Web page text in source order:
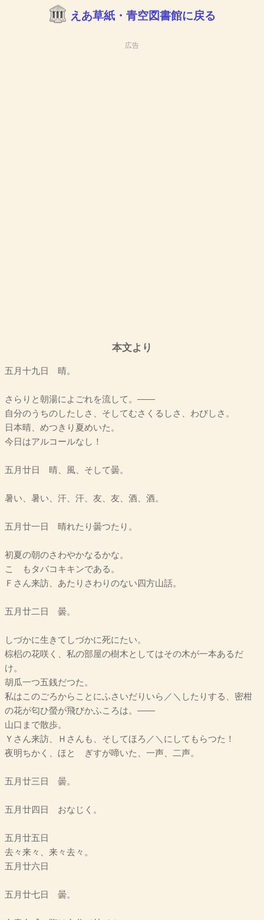
えあ草紙・青空図書館に戻る
広告
本文より
五月十九日 晴。
さらりと朝湯によごれを流して。――
自分のうちのしたしさ、そしてむさくるしさ、わびしさ。
日本晴、めつきり夏めいた。
今日はアルコールなし！
五月廿日 晴、風、そして曇。
暑い、暑い、汗、汗、友、友、酒、酒。
五月廿一日 晴れたり曇つたり。
初夏の朝のさわやかなるかな。
こゝもタバコキキンである。
Ｆさん来訪、あたりさわりのない四方山話。
五月廿二日 曇。
しづかに生きてしづかに死にたい。
棕梠の花咲く、私の部屋の樹木としてはその木が一本あるだ
け。
胡瓜一つ五銭だつた。
私はこのごろからことにふさいだりいら／＼したりする、密柑
の花が匂ひ螢が飛びかふころは。――
山口まで散歩。
Ｙさん来訪、Ｈさんも、そしてほろ／＼にしてもらつた！
夜明ちかく、ほとゝぎすが啼いた、一声、二声。
五月廿三日 曇。
五月廿四日 おなじく。
五月廿五日
去々来々、来々去々。
五月廿六日
五月廿七日 曇。